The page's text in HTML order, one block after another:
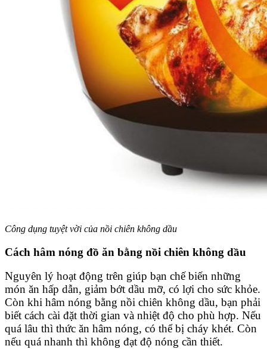
Công dụng tuyệt vời của nồi chiên không dầu
Cách hâm nóng đồ ăn bằng nồi chiên không dầu
Nguyên lý hoạt động trên giúp bạn chế biến những
món ăn hấp dẫn, giảm bớt dầu mỡ, có lợi cho sức khỏe.
Còn khi hâm nóng bằng nồi chiên không dầu, bạn phải
biết cách cài đặt thời gian và nhiệt độ cho phù hợp. Nếu
quá lâu thì thức ăn hâm nóng, có thể bị cháy khét. Còn
nếu quá nhanh thì không đạt độ nóng cần thiết.